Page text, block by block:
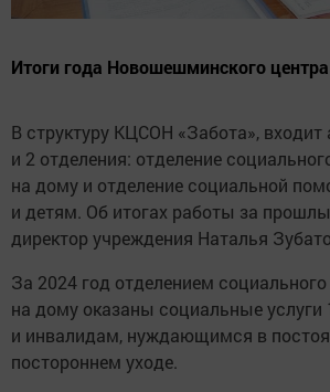
Итоги года Новошешминского
В структуру КЦСОН «Забота», входит
и 2 отделения: отделение
на дому и отделение социальной
и детям. Об итогах работы за
директор учреждения Наталья
За 2024 год отделением
на дому оказаны социальные
и инвалидам, нуждающимся в
постороннем уходе.